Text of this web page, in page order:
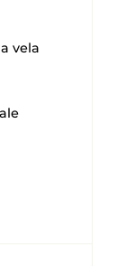
vela